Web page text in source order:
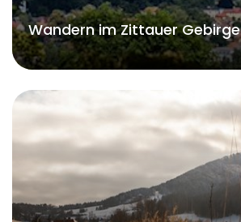
Wandern im Zittauer Gebirge